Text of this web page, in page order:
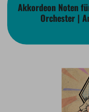
Akkordeon Noten
Orchester |